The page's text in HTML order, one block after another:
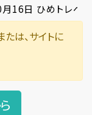
16日 ひめトレベ
は、サイトに